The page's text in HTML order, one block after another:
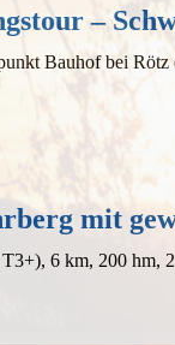
–
Bauhof bei
mit
6 km, 200